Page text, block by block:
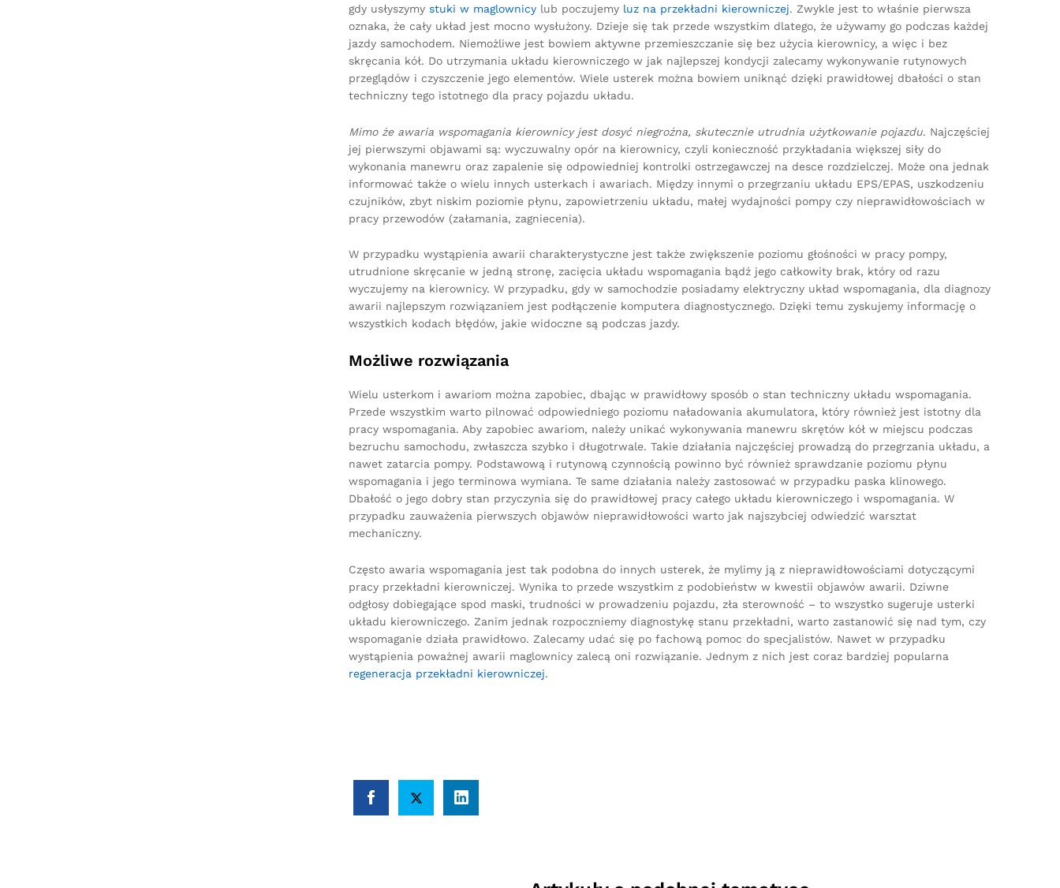
gdy usłyszymy stuki w maglownicy lub poczujemy luz na przekładni kierowniczej. Zwykle jest to właśnie pierwsza
oznaka, że cały układ jest mocno wysłużony. Dzieje się tak przede wszystkim dlatego, że używamy go podczas każdej
jazdy samochodem. Niemożliwe jest bowiem aktywne przemieszczanie się bez użycia kierownicy, a więc i bez
skręcania kół. Do utrzymania układu kierowniczego w jak najlepszej kondycji zalecamy wykonywanie rutynowych
przeglądów i czyszczenie jego elementów. Wiele usterek można bowiem uniknąć dzięki prawidłowej dbałości o stan
techniczny tego istotnego dla pracy pojazdu układu.
Mimo że awaria wspomagania kierownicy jest dosyć niegroźna, skutecznie utrudnia użytkowanie pojazdu. Najczęściej
jej pierwszymi objawami są: wyczuwalny opór na kierownicy, czyli konieczność przykładania większej siły do
wykonania manewru oraz zapalenie się odpowiedniej kontrolki ostrzegawczej na desce rozdzielczej. Może ona jednak
informować także o wielu innych usterkach i awariach. Między innymi o przegrzaniu układu EPS/EPAS, uszkodzeniu
czujników, zbyt niskim poziomie płynu, zapowietrzeniu układu, małej wydajności pompy czy nieprawidłowościach w
pracy przewodów (załamania, zagniecenia).
W przypadku wystąpienia awarii charakterystyczne jest także zwiększenie poziomu głośności w pracy pompy,
utrudnione skręcanie w jedną stronę, zacięcia układu wspomagania bądź jego całkowity brak, który od razu
wyczujemy na kierownicy. W przypadku, gdy w samochodzie posiadamy elektryczny układ wspomagania, dla diagnozy
awarii najlepszym rozwiązaniem jest podłączenie komputera diagnostycznego. Dzięki temu zyskujemy informację o
wszystkich kodach błędów, jakie widoczne są podczas jazdy.
Możliwe rozwiązania
Wielu usterkom i awariom można zapobiec, dbając w prawidłowy sposób o stan techniczny układu wspomagania.
Przede wszystkim warto pilnować odpowiedniego poziomu naładowania akumulatora, który również jest istotny dla
pracy wspomagania. Aby zapobiec awariom, należy unikać wykonywania manewru skrętów kół w miejscu podczas
bezruchu samochodu, zwłaszcza szybko i długotrwale. Takie działania najczęściej prowadzą do przegrzania układu, a
nawet zatarcia pompy. Podstawową i rutynową czynnością powinno być również sprawdzanie poziomu płynu
wspomagania i jego terminowa wymiana. Te same działania należy zastosować w przypadku paska klinowego.
Dbałość o jego dobry stan przyczynia się do prawidłowej pracy całego układu kierowniczego i wspomagania. W
przypadku zauważenia pierwszych objawów nieprawidłowości warto jak najszybciej odwiedzić warsztat
mechaniczny.
Często awaria wspomagania jest tak podobna do innych usterek, że mylimy ją z nieprawidłowościami dotyczącymi
pracy przekładni kierowniczej. Wynika to przede wszystkim z podobieństw w kwestii objawów awarii. Dziwne
odgłosy dobiegające spod maski, trudności w prowadzeniu pojazdu, zła sterowność – to wszystko sugeruje usterki
układu kierowniczego. Zanim jednak rozpoczniemy diagnostykę stanu przekładni, warto zastanowić się nad tym, czy
wspomaganie działa prawidłowo. Zalecamy udać się po fachową pomoc do specjalistów. Nawet w przypadku
wystąpienia poważnej awarii maglownicy zalecą oni rozwiązanie. Jednym z nich jest coraz bardziej popularna
regeneracja przekładni kierowniczej.